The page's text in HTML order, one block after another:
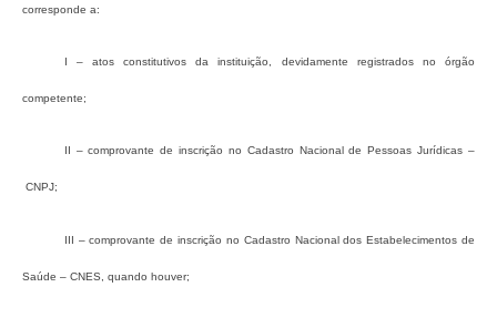
corresponde a:
I – atos constitutivos da instituição, devidamente registrados no órgão
competente;
CNPJ;
III – comprovante de inscrição no Cadastro Nacional dos Estabelecimentos de
Saúde – CNES, quando houver;